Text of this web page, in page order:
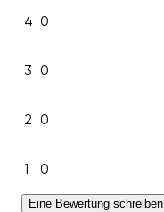
4 0
3 0
2 0
1 0
Eine Bewertung schreiben